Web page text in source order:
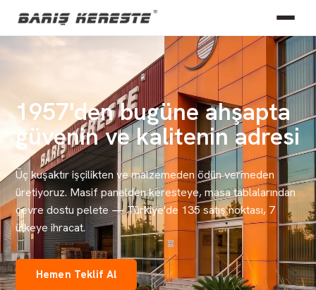
1957'den bugüne ahşapta
güvenin ve kalitenin adresi
Üç kuşaktır işçilikten ve malzemeden ödün vermeden
üretiyoruz. Masif panelden keresteye, masa tablalarından
çevre dostu pelete — Türkiye'de 135 satış noktası, 7
ülkeye ihracat.
Hemen Teklif Al